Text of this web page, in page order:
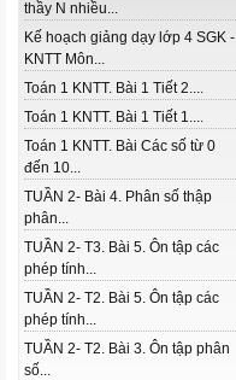
thầy N nhiều...
Kế hoạch giảng dạy lớp 4 SGK -
KNTT Môn...
Toán 1 KNTT. Bài 1 Tiết 2....
Toán 1 KNTT. Bài 1 Tiết 1....
Toán 1 KNTT. Bài Các số từ 0
đến 10...
TUẦN 2- Bài 4. Phân số thập
phân...
TUẦN 2- T3. Bài 5. Ôn tập các
phép tính...
TUẦN 2- T2. Bài 5. Ôn tập các
phép tính...
TUẦN 2- T2. Bài 3. Ôn tập phân
số...